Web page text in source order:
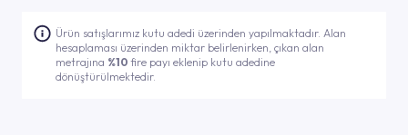
Ürün satışlarımız kutu adedi üzerinden yapılmaktadır. Alan
hesaplaması üzerinden miktar belirlenirken, çıkan alan
metrajına %10fire payı eklenip kutu adedine
dönüştürülmektedir.